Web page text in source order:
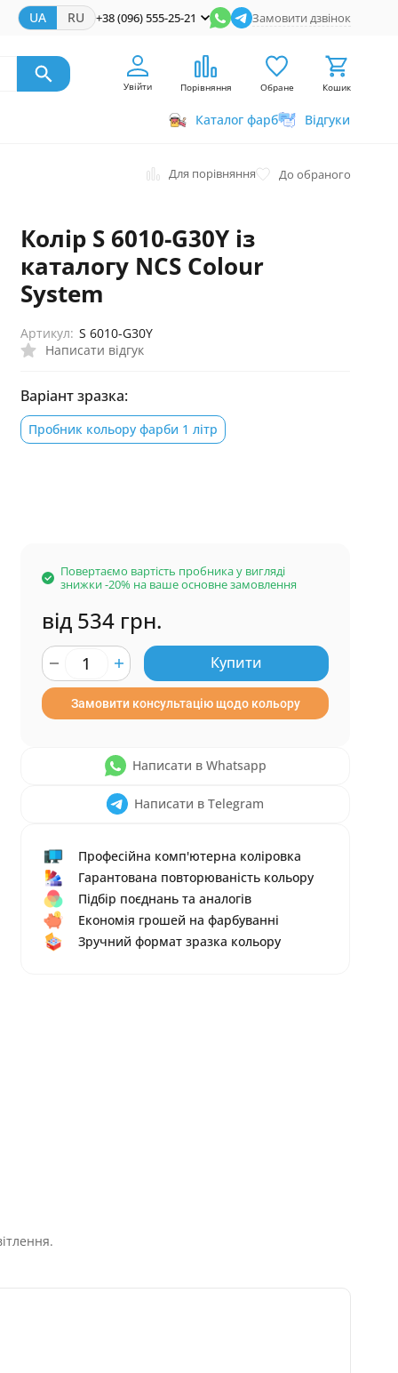
UA RU +38 (096) 555-25-21 Замовити дзвінок
Увійти Порівняння Обране Кошик
Каталог фарб Відгуки
Для порівняння До обраного
Колір S 6010-G30Y із
каталогу NCS Colour
System
Написати відгук
Артикул: S 6010-G30Y
Варіант зразка:
Пробник кольору фарби 1 літр
Повертаємо вартість пробника у вигляді
знижки -20% на ваше основне замовлення
від 534 грн.
Купити
Замовити консультацію щодо кольору
Написати в Whatsapp
Написати в Telegram
Професійна комп'ютерна коліровка
Гарантована повторюваність кольору
Підбір поєднань та аналогів
Економія грошей на фарбуванні
Зручний формат зразка кольору